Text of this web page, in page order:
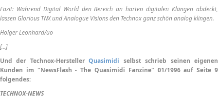
Fazit: Während Digital World den Bereich an harten digitalen Klängen abdeckt,
lassen Glorious TNX und Analogue Visions den Technox ganz schön analog klingen.
Holger Leonhard/uo
[...]
Und der Technox-HerstellerQuasimidi selbst schrieb seinen eigenen
Kunden im "NewsFlash - The Quasimidi Fanzine" 01/1996 auf Seite 9
folgendes:
TECHNOX-NEWS